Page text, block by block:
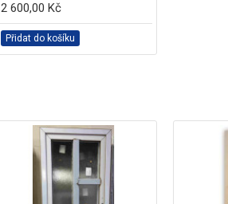
2 600,00 Kč
Přidat do košíku